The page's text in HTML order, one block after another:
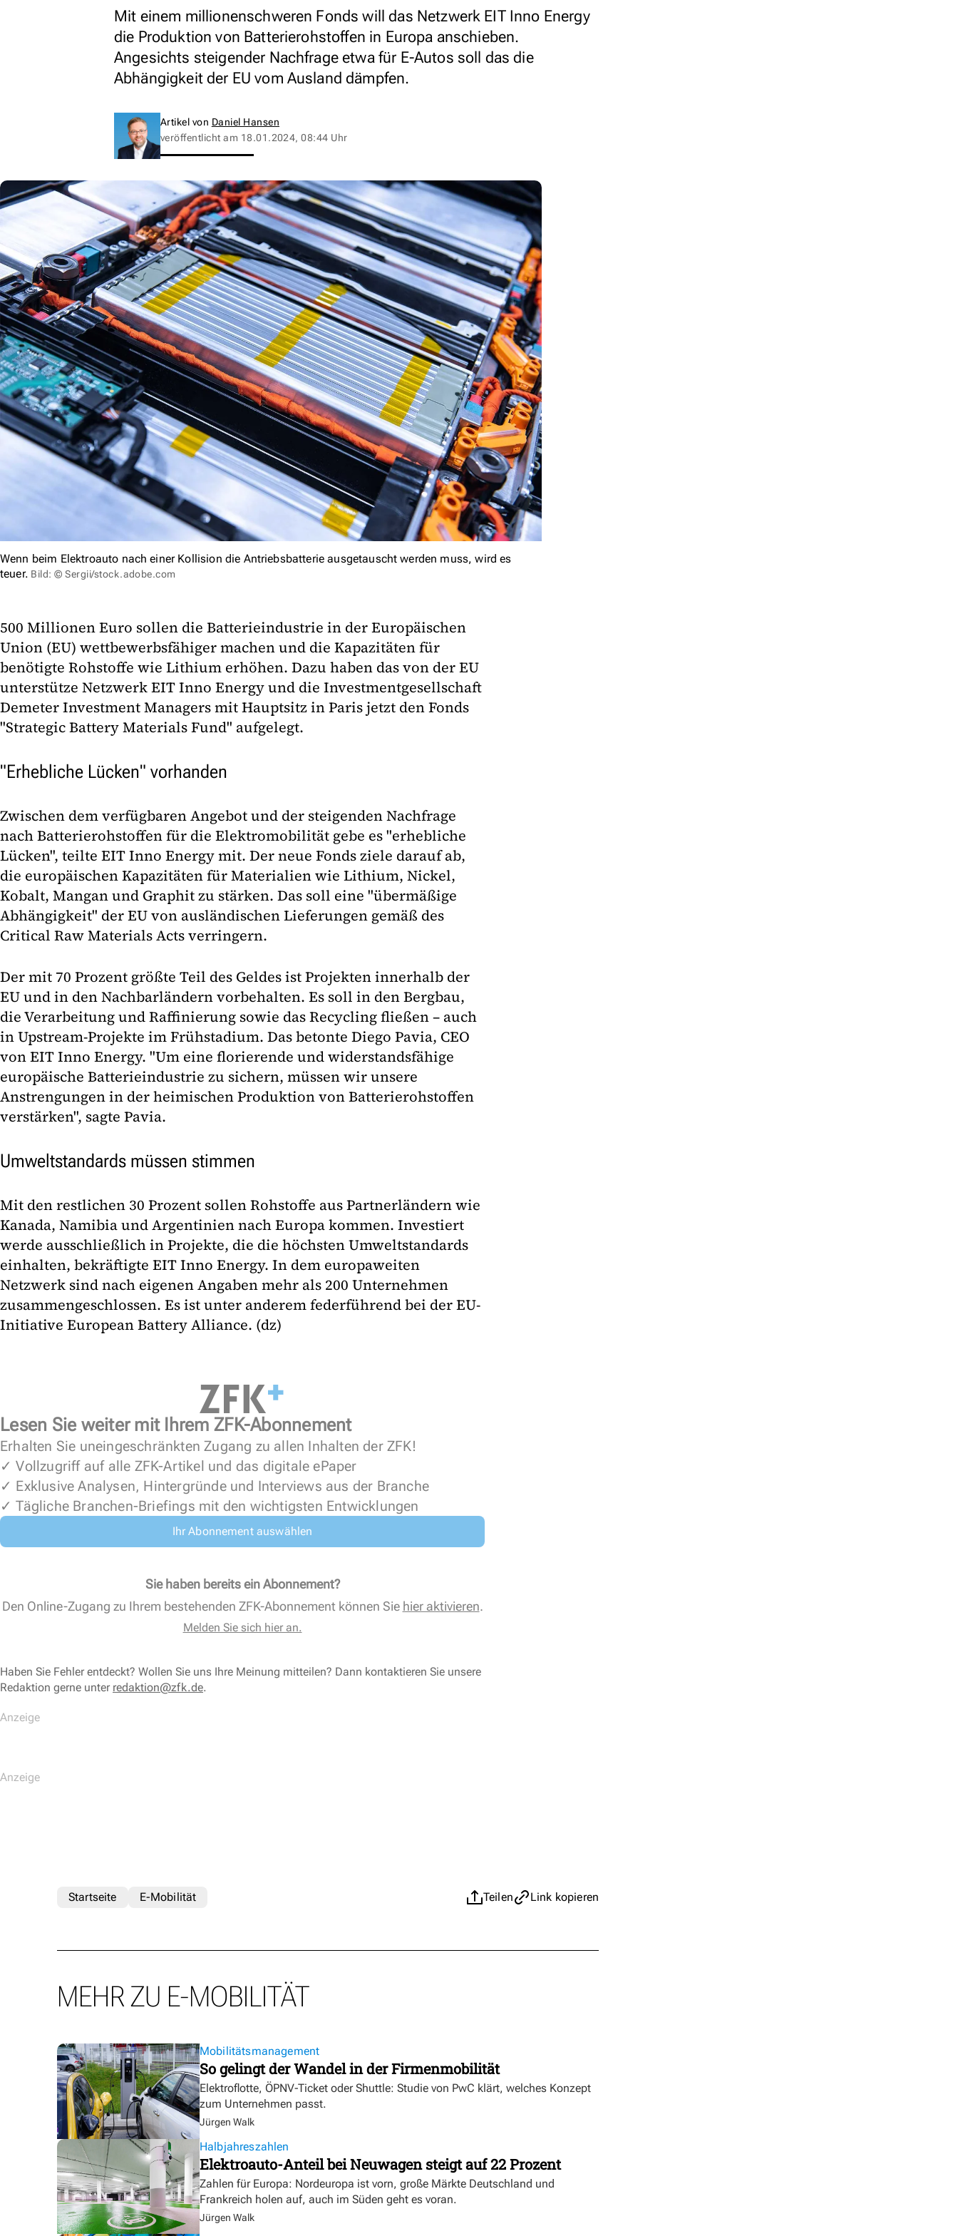
Mit einem millionenschweren Fonds will das Netzwerk EIT Inno Energy
die Produktion von Batterierohstoffen in Europa anschieben.
Angesichts steigender Nachfrage etwa für E-Autos soll das die
Abhängigkeit der EU vom Ausland dämpfen.
Artikel von Daniel Hansen
veröffentlicht am 18.01.2024, 08:44 Uhr
Wenn beim Elektroauto nach einer Kollision die Antriebsbatterie ausgetauscht werden muss, wird es
teuer. Bild: © Sergii/stock.adobe.com
500 Millionen Euro sollen die Batterieindustrie in der Europäischen
Union (EU) wettbewerbsfähiger machen und die Kapazitäten für
benötigte Rohstoffe wie Lithium erhöhen. Dazu haben das von der EU
unterstütze Netzwerk EIT Inno Energy und die Investmentgesellschaft
Demeter Investment Managers mit Hauptsitz in Paris jetzt den Fonds
"Strategic Battery Materials Fund" aufgelegt.
"Erhebliche Lücken" vorhanden
Zwischen dem verfügbaren Angebot und der steigenden Nachfrage
nach Batterierohstoffen für die Elektromobilität gebe es "erhebliche
Lücken", teilte EIT Inno Energy mit. Der neue Fonds ziele darauf ab,
die europäischen Kapazitäten für Materialien wie Lithium, Nickel,
Kobalt, Mangan und Graphit zu stärken. Das soll eine "übermäßige
Abhängigkeit" der EU von ausländischen Lieferungen gemäß des
Critical Raw Materials Acts verringern.
Der mit 70 Prozent größte Teil des Geldes ist Projekten innerhalb der
EU und in den Nachbarländern vorbehalten. Es soll in den Bergbau,
die Verarbeitung und Raffinierung sowie das Recycling fließen – auch
in Upstream-Projekte im Frühstadium. Das betonte Diego Pavia, CEO
von EIT Inno Energy. "Um eine florierende und widerstandsfähige
europäische Batterieindustrie zu sichern, müssen wir unsere
Anstrengungen in der heimischen Produktion von Batterierohstoffen
verstärken", sagte Pavia.
Umweltstandards müssen stimmen
Mit den restlichen 30 Prozent sollen Rohstoffe aus Partnerländern wie
Kanada, Namibia und Argentinien nach Europa kommen. Investiert
werde ausschließlich in Projekte, die die höchsten Umweltstandards
einhalten, bekräftigte EIT Inno Energy. In dem europaweiten
Netzwerk sind nach eigenen Angaben mehr als 200 Unternehmen
zusammengeschlossen. Es ist unter anderem federführend bei der EU-
Initiative European Battery Alliance. (dz)
Lesen Sie weiter mit Ihrem ZFK-Abonnement
Erhalten Sie uneingeschränkten Zugang zu allen Inhalten der ZFK!
✓ Vollzugriff auf alle ZFK-Artikel und das digitale ePaper
✓ Exklusive Analysen, Hintergründe und Interviews aus der Branche
✓ Tägliche Branchen-Briefings mit den wichtigsten Entwicklungen
Ihr Abonnement auswählen
Sie haben bereits ein Abonnement?
Den Online-Zugang zu Ihrem bestehenden ZFK-Abonnement können Sie hier aktivieren.
Melden Sie sich hier an.
Haben Sie Fehler entdeckt? Wollen Sie uns Ihre Meinung mitteilen? Dann kontaktieren Sie unsere
Redaktion gerne unter redaktion@zfk.de.
Teilen Link kopieren
Startseite E-Mobilität
MEHR ZU E-MOBILITÄT
Mobilitätsmanagement
So gelingt der Wandel in der Firmenmobilität
Elektroflotte, ÖPNV-Ticket oder Shuttle: Studie von PwC klärt, welches Konzept
zum Unternehmen passt.
Jürgen Walk
Halbjahreszahlen
Elektroauto-Anteil bei Neuwagen steigt auf 22 Prozent
Zahlen für Europa: Nordeuropa ist vorn, große Märkte Deutschland und
Frankreich holen auf, auch im Süden geht es voran.
Jürgen Walk